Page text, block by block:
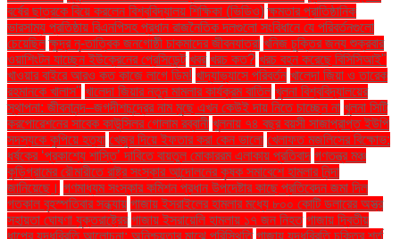
বর্ষের ছাত্রকে বিয়ে করলেন বিশ্ববিদ্যালয় শিক্ষিকা (ভিডিও) ক্ষমতার প্রাতিষ্ঠানিক
ভারসাম্য প্রতিষ্ঠায় বিএনপিসহ প্রধান রাজনৈতিক দলগুলো সংবিধানে যে পরিবর্তনগুলো
চেয়েছিল ক্ষুদ্র নৃ-তাত্বিক জনগোষ্ঠী চাকমাদের জীবনযাত্রা খনিজ চুক্তির জন্য শুক্রবার
ওয়াশিংটন যাচ্ছেন ইউক্রেনের প্রেসিডেন্ট খবর খরচ কত? খরচ বহন করেছে বিসিসিআই"
খাওয়ার বাইরে আরও কত কাজে লাগে ডিম! খাদ্যাভ্যাসে পরিবর্তন খালেদা জিয়া ও তারেক
রহমানকে খালাস'' খালেদা জিয়ার নতুন মামলার কার্যক্রম বাতিল খুলনা বিশ্ববিদ্যালয়ের
স্থাপনা: জীবনানন্দ–জগদীশচন্দ্রের নাম মুছে এখন কেউই দায় নিতে চাচ্ছেন না খুলনা সিটি
করপোরেশনের সাবেক কাউন্সিলর গোলাম রব্বানী খুলনায় ৭৪ বছর বয়সী সাজাপ্রাপ্ত ইউপি
সদস্যকে কুপিয়ে হত্যা খেজুর দিয়ে ইফতার করা কেন ভালো খেলাফত মজলিসের বিক্ষোভ:
ধর্ষকের ‘প্রকাশ্যে শাস্তি’ দাবিতে বায়তুল মোকাররম এলাকায় প্রতিবাদ গণতন্ত্র মঞ্চ
কুড়িগ্রামের রৌমারীতে রাষ্ট্র সংস্কার আন্দোলনের কৃষক সমাবেশে হামলার নিন্দা
জানিয়েছে। গণমাধ্যম সংস্কার কমিশন প্রধান উপদেষ্টার কাছে প্রতিবেদন জমা দিল
গতকাল বৃহস্পতিবার সন্ধ্যায় গাজায় ইসরাইলের হামলার মধ্যে ৮০০ কোটি ডলারের অস্ত্র
সহায়তা ঘোষণা যুক্তরাষ্ট্রের গাজায় ইসরায়েলি হামলায় ১৭ জন নিহত গাজায় দ্বিতীয়
ধাপের যুদ্ধবিরতি আলোচনা: অনিশ্চয়তার মাঝে পরিস্থিতি গাজায় যুদ্ধবিরতি চুক্তির শর্ত